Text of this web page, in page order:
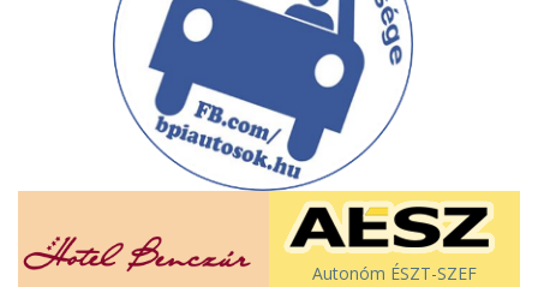
Autonóm ÉSZT-SZEF